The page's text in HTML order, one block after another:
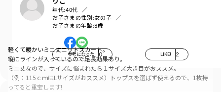
年代:40代
お子さまの性別:女の子
お子さまの年齢:8歳
参考になった 0 LIKE! 2
軽くて暖かいミニ丈ニットスカート。
縦にラインが入っているので足長効果あり。
ミニ丈なので、サイズに悩まれたら１サイズ大き目がおススメ。
（例：115ｃｍはLサイズがおススメ）トップスを選ばず使えるので、1枚持
ってると重宝します!